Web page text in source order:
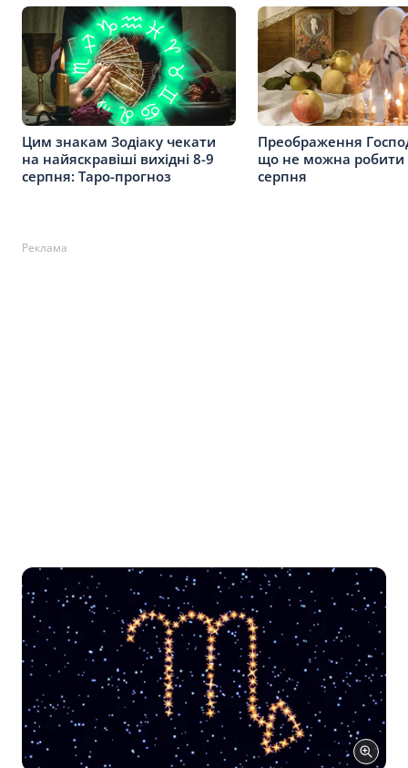
Цим знакам Зодіаку чекати
на найяскравіші вихідні 8-9
серпня: Таро-прогноз
Преображення
що не можна робити
серпня
Реклама